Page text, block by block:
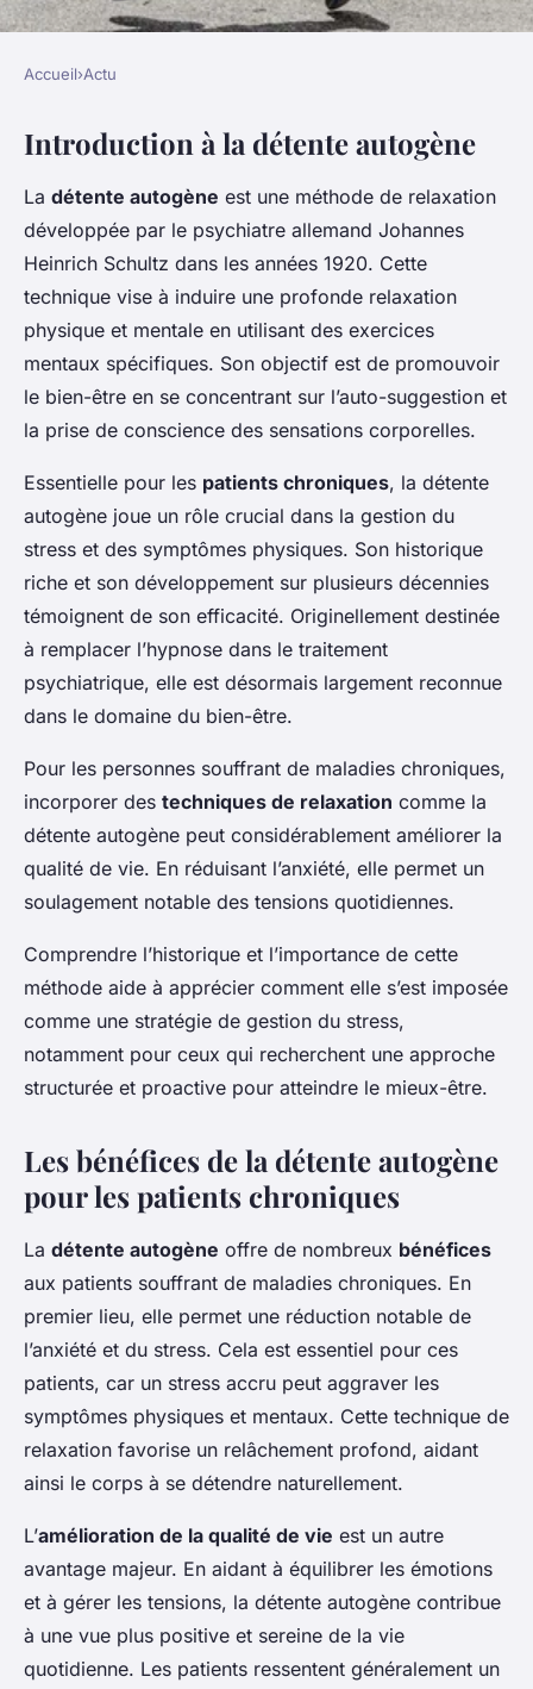
Apprenez à alléger votre
quotidien : guide essentiel de
la détente autogène pour les
patients chroniques.
Gabrielle 2 janvier 2025 6 min de lecture
Accueil›Actu
Introduction à la détente autogène
La détente autogène est une méthode de relaxation
développée par le psychiatre allemand Johannes
Heinrich Schultz dans les années 1920. Cette
technique vise à induire une profonde relaxation
physique et mentale en utilisant des exercices
mentaux spécifiques. Son objectif est de promouvoir
le bien-être en se concentrant sur l’auto-suggestion et
la prise de conscience des sensations corporelles.
Essentielle pour les patients chroniques, la détente
autogène joue un rôle crucial dans la gestion du
stress et des symptômes physiques. Son historique
riche et son développement sur plusieurs décennies
témoignent de son efficacité. Originellement destinée
à remplacer l’hypnose dans le traitement
psychiatrique, elle est désormais largement reconnue
dans le domaine du bien-être.
Pour les personnes souffrant de maladies chroniques,
incorporer des techniques de relaxation comme la
détente autogène peut considérablement améliorer la
qualité de vie. En réduisant l’anxiété, elle permet un
soulagement notable des tensions quotidiennes.
Comprendre l’historique et l’importance de cette
méthode aide à apprécier comment elle s’est imposée
comme une stratégie de gestion du stress,
notamment pour ceux qui recherchent une approche
structurée et proactive pour atteindre le mieux-être.
Les bénéfices de la détente autogène
pour les patients chroniques
La détente autogène offre de nombreux bénéfices
aux patients souffrant de maladies chroniques. En
premier lieu, elle permet une réduction notable de
l’anxiété et du stress. Cela est essentiel pour ces
patients, car un stress accru peut aggraver les
symptômes physiques et mentaux. Cette technique de
relaxation favorise un relâchement profond, aidant
ainsi le corps à se détendre naturellement.
L’amélioration de la qualité de vie est un autre
avantage majeur. En aidant à équilibrer les émotions
et à gérer les tensions, la détente autogène contribue
à une vue plus positive et sereine de la vie
quotidienne. Les patients ressentent généralement un